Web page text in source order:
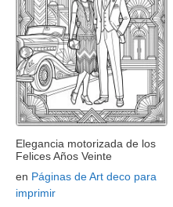
Elegancia motorizada de los
Felices Años Veinte
en Páginas de Art deco para
imprimir